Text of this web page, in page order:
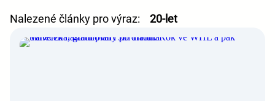
Nalezené články pro výraz: 20-let